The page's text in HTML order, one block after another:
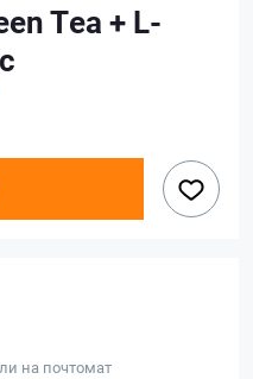
Tea + L-
на почтомат